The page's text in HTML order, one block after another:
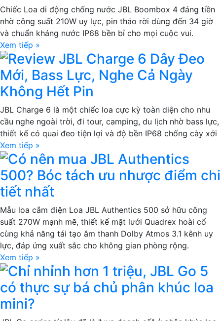
Chiếc Loa di động chống nước JBL Boombox 4 đáng tiền
nhờ công suất 210W uy lực, pin tháo rời dùng đến 34 giờ
và chuẩn kháng nước IP68 bền bỉ cho mọi cuộc vui.
Xem tiếp »
Review JBL Charge 6 Dây Đeo
Mới, Bass Lực, Nghe Cả Ngày
Không Hết Pin
JBL Charge 6 là một chiếc loa cực kỳ toàn diện cho nhu
cầu nghe ngoài trời, đi tour, camping, du lịch nhờ bass lực,
thiết kế có quai đeo tiện lợi và độ bền IP68 chống cày xới
Xem tiếp »
Có nên mua JBL Authentics
500? Bóc tách ưu nhược điểm chi
tiết nhất
Mẫu loa cắm điện Loa JBL Authentics 500 sở hữu công
suất 270W mạnh mẽ, thiết kế mặt lưới Quadrex hoài cổ
cùng khả năng tái tạo âm thanh Dolby Atmos 3.1 kênh uy
lực, đáp ứng xuất sắc cho không gian phòng rộng.
Xem tiếp »
Chỉ nhỉnh hơn 1 triệu, JBL Go 5
có thực sự bá chủ phân khúc loa
mini?